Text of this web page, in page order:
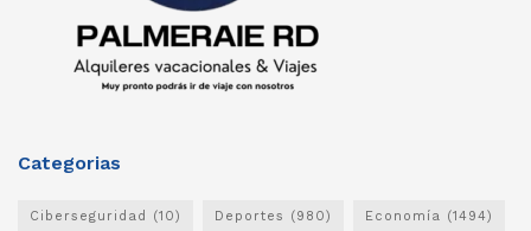
Categorias
Ciberseguridad (10) Deportes (980) Economía (1494)